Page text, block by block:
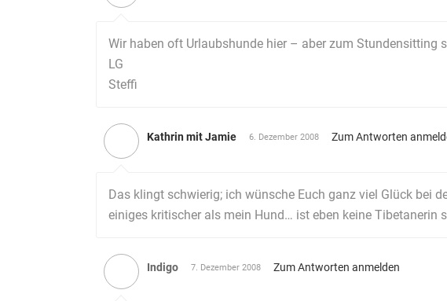
Wir haben oft Urlaubshunde hier – aber zum Stundensitting
LG
Steffi
Kathrin mit Jamie 6. Dezember 2008 Zum Antworten
Das klingt schwierig; ich wünsche Euch ganz viel Glück bei
einiges kritischer als mein Hund… ist eben keine Tibetanerin
Indigo 7. Dezember 2008 Zum Antworten anmelden